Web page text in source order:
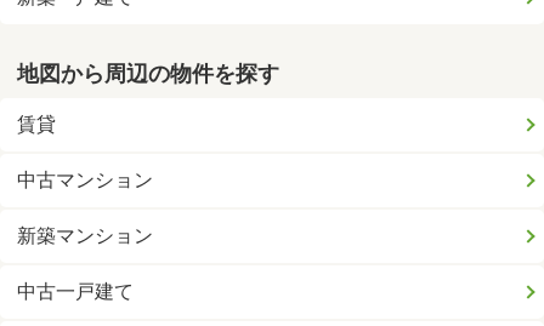
地図から周辺の物件を探す
賃貸
中古マンション
新築マンション
中古一戸建て